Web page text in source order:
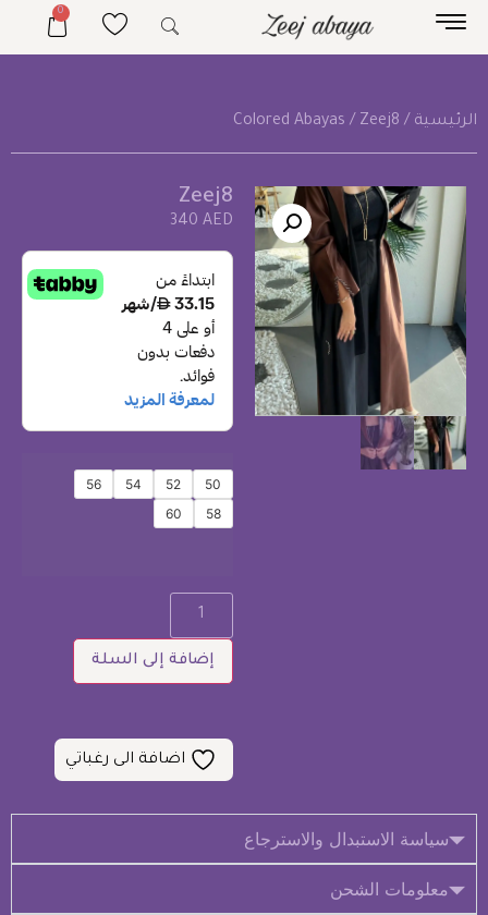
0
الرئيسية /
Colored Abayas / Zeej8
Zeej8
340 AED
50
52
54
56
58
60
إضافة إلى السلة
اضافة الى رغباتي
سياسة الاستبدال والاسترجاع
معلومات الشحن